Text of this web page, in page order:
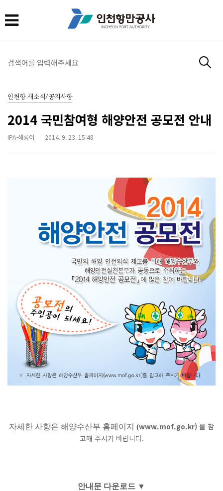
인천항 새소식/공지사항
2014 국민참여형 해양안전 공모전 안내
IPA-해룡이 2014. 9. 23. 15:48
자세한 사항은 해양수산부 홈페이지 (www.mof.go.kr) 를 참
고해 주시기 바랍니다.
안내문 다운로드 ▼